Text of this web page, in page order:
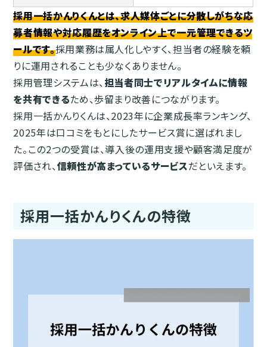
採用一括かんりくんとは、求人媒体ごとに分散しがちな応
募者情報や対応履歴をオンライン上で一元管理できるツ
ールです。採用業務は属人化しやすく、担当者の経験を頼
りに運用されることも少なくありません。
採用管理システムは、 担当者同士でリアルタイムに情報
を共有できるため、歩留まり改善につながります。
採用一括かんりくんは、2023年に企業成長率ランキング、
2025年は口コミをもとにしたサービス賞に選ばれまし
た。この2つの受賞は、導入後の運用支援や顧客満足度が
評価され、信頼性が高まっているサービスだといえます。
採用一括かんりくんの特徴